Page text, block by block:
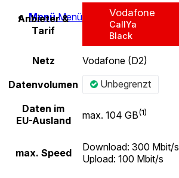
Menü Menü
Anbieter &
Tarif
Vodafone
CallYa
Black
Netz Vodafone (D2)
Datenvolumen
Unbegrenzt
Daten im
EU-Ausland
max. 104 GB(1)
max. Speed
Download: 300 Mbit/s
Upload: 100 Mbit/s